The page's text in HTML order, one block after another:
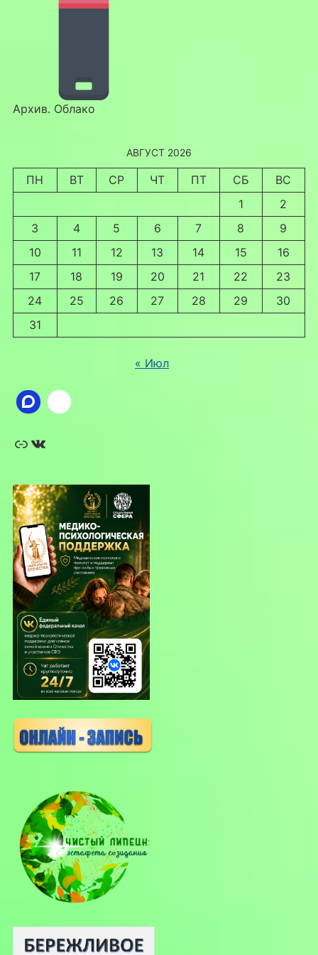
Архив. Облако
АВГУСТ 2026
ПН ВТ СР ЧТ ПТ СБ
ВС
1
2
3
4 5 6 7 8
9
10
11 12 13 14 15
16
17
18 19 20 21 22
23
24
25 26 27 28 29
30
31
« Июл
Ссылка